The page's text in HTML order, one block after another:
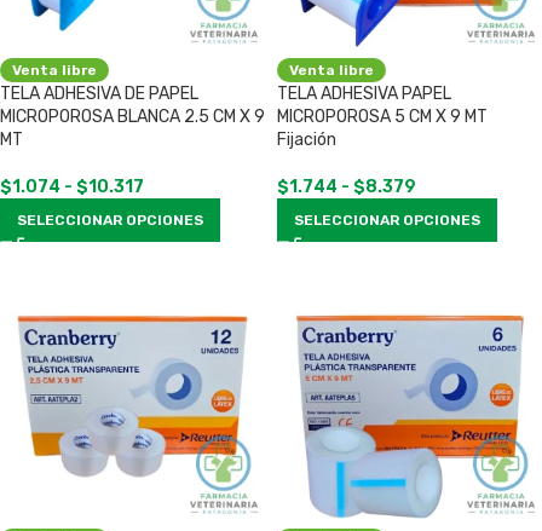
Venta libre
TELA ADHESIVA DE PAPEL
MICROPOROSA BLANCA 2.5 CM X 9
MT
$1.074 - $10.317
SELECCIONAR OPCIONES
Venta libre
TELA ADHESIVA PAPEL
MICROPOROSA 5 CM X 9 MT
Fijación
$1.744 - $8.379
SELECCIONAR OPCIONES